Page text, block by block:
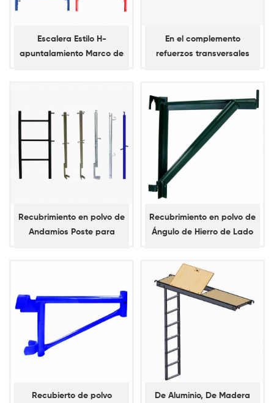
Escalera Estilo H-
apuntalamiento Marco de
En el complemento
refuerzos transversales
Recubrimiento en polvo de
Andamios Poste para
Recubrimiento en polvo de
Ángulo de Hierro de Lado
Campana de la Percha
Recubierto de polvo De Aluminio, De Madera